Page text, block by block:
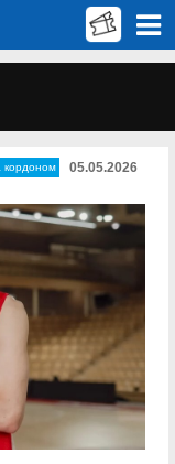
кордоном 05.05.2026